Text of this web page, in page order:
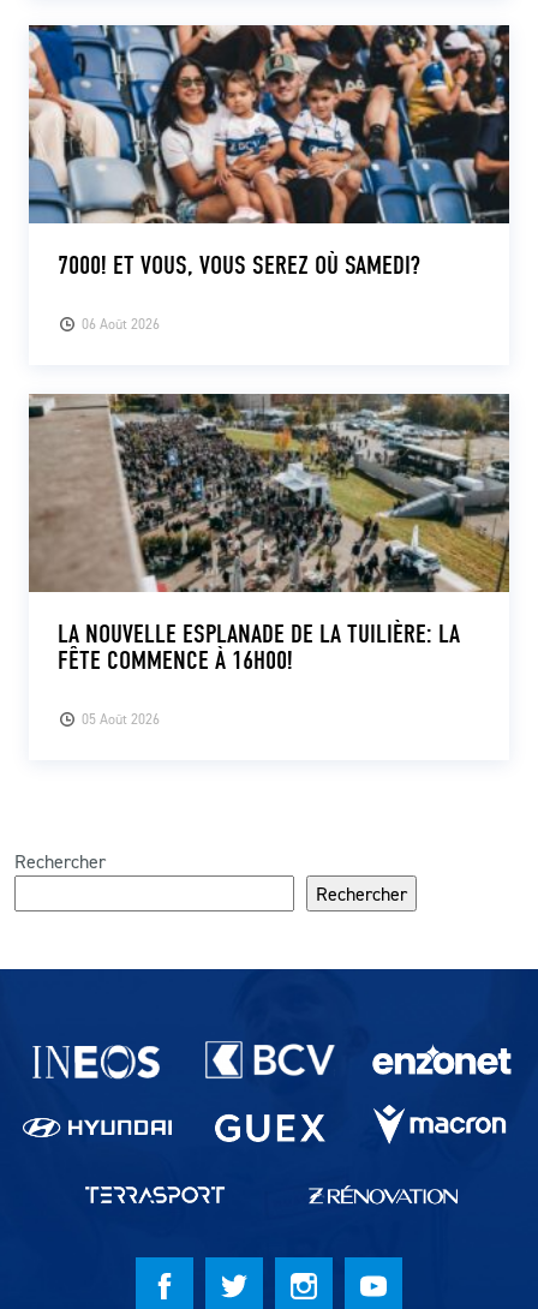
06 Août 2026
7000! ET VOUS, VOUS SEREZ OÙ SAMEDI?
05 Août 2026
LA NOUVELLE ESPLANADE DE LA TUILIÈRE: LA
FÊTE COMMENCE À 16H00!
Rechercher
Rechercher
Partenaires du lausanne-Sport